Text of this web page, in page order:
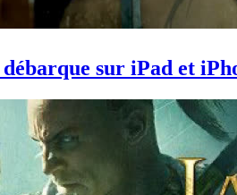
sur iPad et